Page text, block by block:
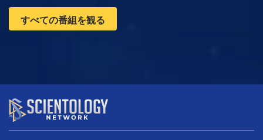
すべての番組を観る